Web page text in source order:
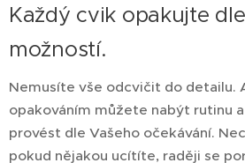
Každý cvik opakujte
možností.
Nemusíte vše odcvičit do detailu.
opakováním můžete nabýt rutinu
provést dle Vašeho očekávání.
pokud nějakou ucítíte, raději se